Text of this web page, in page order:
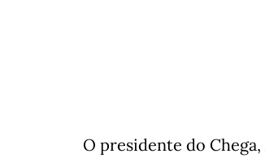
O presidente do